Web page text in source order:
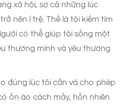
xã hội, sợ cả những lúc
nên ì trệ. Thế là tôi kiếm tìm
có thể giúp tôi sống một
thương mình và yêu thương
đúng lúc tôi cần và cho phép
ồn ào cách mấy, hồn nhiên